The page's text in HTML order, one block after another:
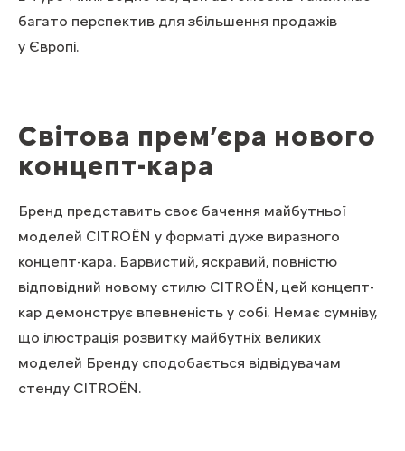
багато перспектив для збільшення продажів
у Європі.
Світова прем’єра нового
концепт-кара
Бренд представить своє бачення майбутньої
моделей CITROЁN у форматі дуже виразного
концепт-кара. Барвистий, яскравий, повністю
відповідний новому стилю CITROЁN, цей концепт-
кар демонструє впевненість у собі. Немає сумніву,
що ілюстрація розвитку майбутніх великих
моделей Бренду сподобається відвідувачам
стенду CITROЁN.